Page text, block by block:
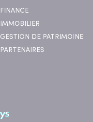
FINANCE
IMMOBILIER
GESTION DE PATRIMOINE
PARTENAIRES